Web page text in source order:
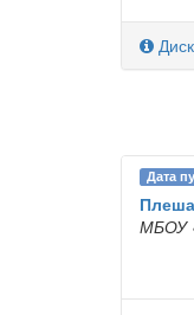
Дата
МБОУ